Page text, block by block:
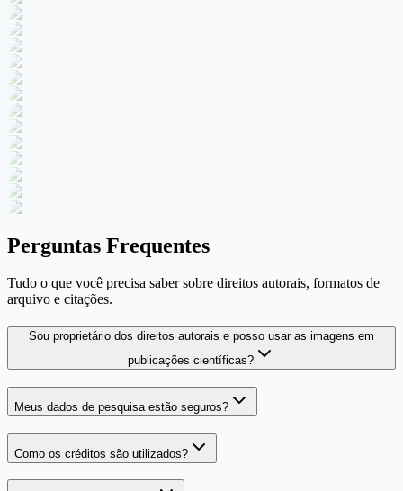
Perguntas Frequentes
Tudo o que você precisa saber sobre direitos autorais, formatos de
arquivo e citações.
Sou proprietário dos direitos autorais e posso usar as imagens em
publicações científicas?
Meus dados de pesquisa estão seguros?
Como os créditos são utilizados?